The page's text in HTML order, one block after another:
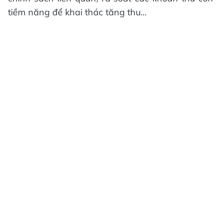
tiềm năng để khai thác tăng thu...